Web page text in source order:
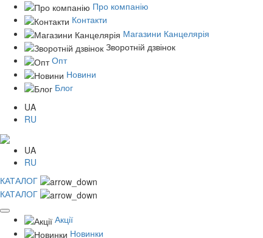
Про компанію
Контакти
Магазини Канцелярія
Зворотній дзвінок
Опт
Новини
Блог
UA
RU
UA
RU
КАТАЛОГ
КАТАЛОГ
Акції
Новинки